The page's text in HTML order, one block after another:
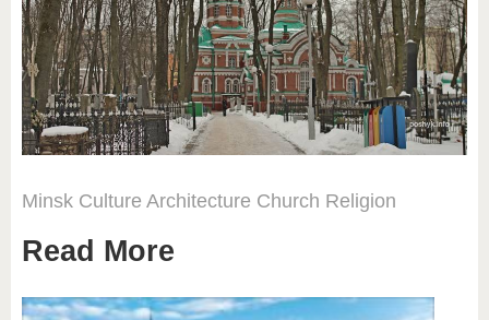
Minsk Culture Architecture Church Religion
Read More